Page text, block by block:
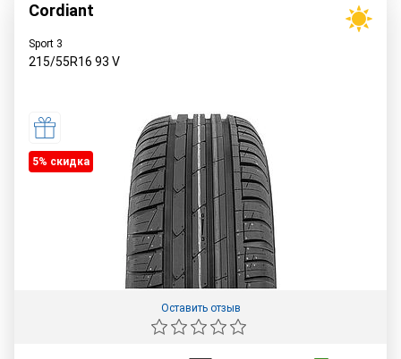
Cordiant
Sport 3
215/55R16 93 V
5% cкидка
Оставить отзыв